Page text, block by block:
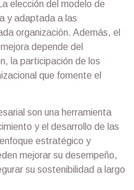
elección del modelo de
y adaptada a las
organización. Además, el
depende del
la participación de los
que fomente el
son una herramienta
y el desarrollo de las
estratégico y
mejorar su desempeño,
su sostenibilidad a largo